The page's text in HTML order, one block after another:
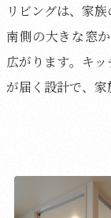
リビングは、家
南側の大きな窓
広がります。キ
が届く設計で、家